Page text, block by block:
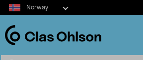
Select
market
Norway